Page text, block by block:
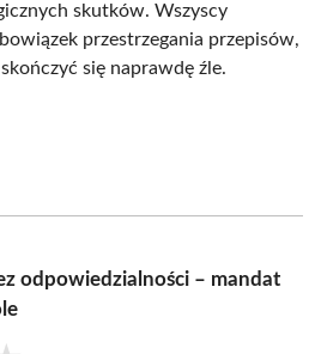
skutków. Wszyscy
przestrzegania przepisów,
się naprawdę źle.
odpowiedzialności – mandat